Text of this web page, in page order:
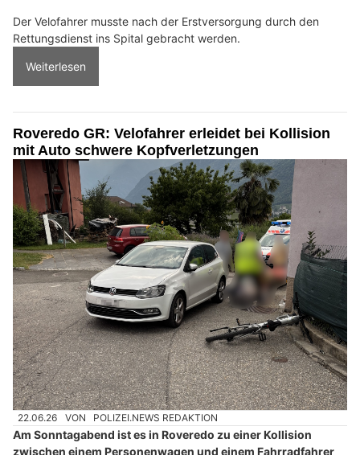
Der Velofahrer musste nach der Erstversorgung durch den
Rettungsdienst ins Spital gebracht werden.
Weiterlesen
Roveredo GR: Velofahrer erleidet bei Kollision
mit Auto schwere Kopfverletzungen
22.06.26 VON POLIZEI.NEWS REDAKTION
Am Sonntagabend ist es in Roveredo zu einer Kollision
zwischen einem Personenwagen und einem Fahrradfahrer